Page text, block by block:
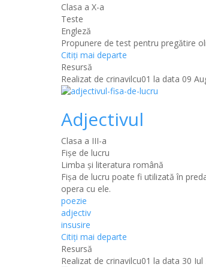
Clasa a X-a
Teste
Engleză
Propunere de test pentru pregătire
Citiţi mai departe
Resursă
Realizat de crinavilcu01 la data 09
Adjectivul
Clasa a III-a
Fișe de lucru
Limba şi literatura română
Fişa de lucru poate fi utilizată în
opera cu ele.
poezie
adjectiv
insusire
Citiţi mai departe
Resursă
Realizat de crinavilcu01 la data 30 Iul